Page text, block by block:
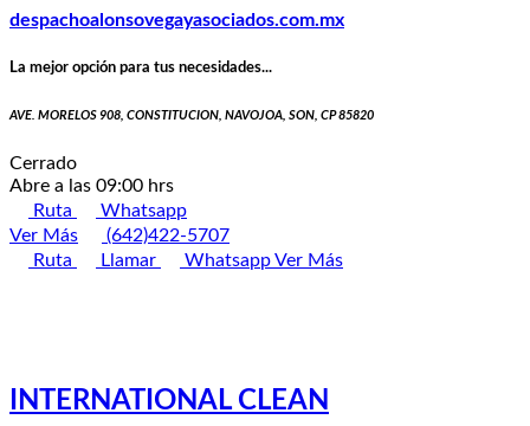
despachoalonsovegayasociados.com.mx
La mejor opción para tus necesidades...
AVE. MORELOS 908, CONSTITUCION, NAVOJOA, SON, CP 85820
Cerrado
Abre a las 09:00 hrs
Ruta
Whatsapp
Ver Más
(642)422-5707
Ruta
Llamar WhatsappVer Más
INTERNATIONAL CLEAN